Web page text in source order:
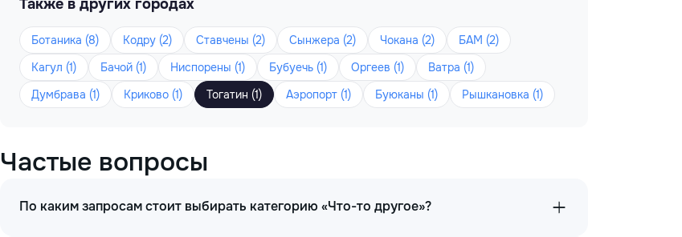
Также в других городах
Ботаника (8) Кодру (2) Ставчены (2) Сынжера (2) Чокана (2)
БАМ (2)
Кагул (1)
Бачой (1) Ниспорены (1) Бубуечь (1) Оргеев (1)
Ватра (1)
Думбрава (1)
Криково (1) Тогатин (1) Аэропорт (1) Буюканы (1) Рышкановка (1)
Частые вопросы
По каким запросам стоит выбирать категорию «Что-то другое»?